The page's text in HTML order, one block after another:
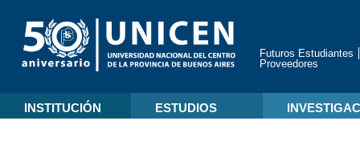
Futuros Estudiantes
Proveedores
INSTITUCIÓN ESTUDIOS